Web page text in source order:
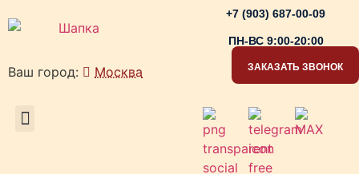
+7 (903) 687-00-09
ПН-ВС 9:00-20:00
Ваш город: Москва ЗАКАЗАТЬ ЗВОНОК